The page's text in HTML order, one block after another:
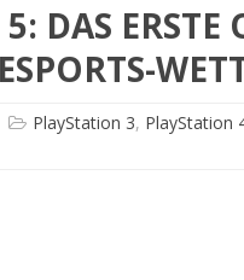
DAS
PlayStation 3, PlayStation